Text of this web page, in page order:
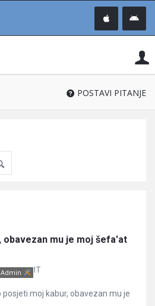
®
POSTAVI PITANJE
obavezan mu je moj šefa'at
Admin IT
posjeti moj kabur, obavezan mu je